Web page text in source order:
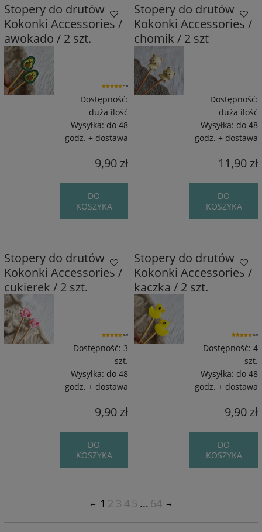
Stopery do drutów
Kokonki Accessories /
awokado / 2 szt.
5.0
Dostępność:
duża ilość
Wysyłka: do 48
godz. + dostawa
9,90 zł
DO
KOSZYKA
Stopery do drutów
Kokonki Accessories /
chomik / 2 szt
Dostępność:
duża ilość
Wysyłka: do 48
godz. + dostawa
11,90 zł
DO
KOSZYKA
Stopery do drutów
Kokonki Accessories /
cukierek / 2 szt.
5.0
Dostępność: 3
szt.
Wysyłka: do 48
godz. + dostawa
9,90 zł
DO
KOSZYKA
Stopery do drutów
Kokonki Accessories /
kaczka / 2 szt.
5.0
Dostępność: 4
szt.
Wysyłka: do 48
godz. + dostawa
9,90 zł
DO
KOSZYKA
1 2 3 4 5 ... 64